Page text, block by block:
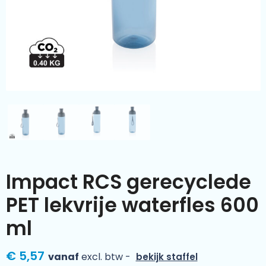
Duurzamere geschenken
Meer categorieën
Sinterklaas
Wijn
Impact RCS gerecyclede
PET lekvrije waterfles 600
ml
€ 5,57 vanaf excl. btw - bekijk staffel